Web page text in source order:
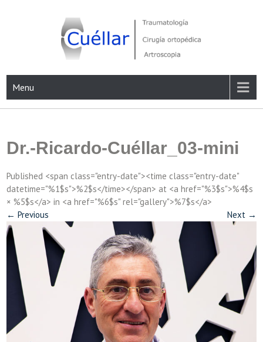
Menu
Dr.-Ricardo-Cuéllar_03-mini
Published <span class="entry-date"><time class="entry-date"
datetime="%1$s">%2$s</time></span> at <a href="%3$s">%4$s
× %5$s</a> in <a href="%6$s" rel="gallery">%7$s</a>
← Previous Next →